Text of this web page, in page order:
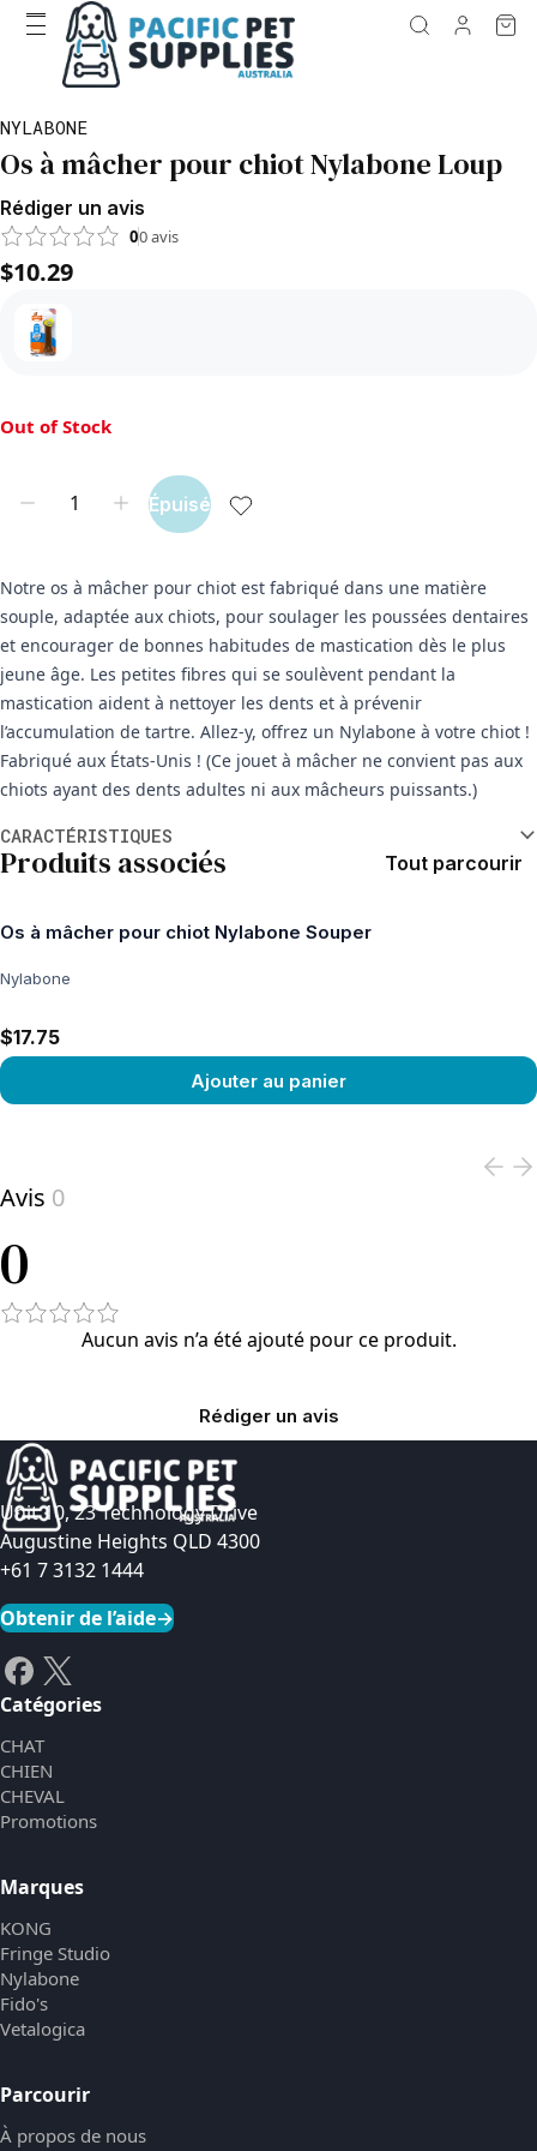
NYLABONE
Os à mâcher pour chiot Nylabone Loup
Rédiger un avis
00avis
$10.29
Out of Stock
Épuisé
Notre os à mâcher pour chiot est fabriqué dans une matière
souple, adaptée aux chiots, pour soulager les poussées dentaires
et encourager de bonnes habitudes de mastication dès le plus
jeune âge. Les petites fibres qui se soulèvent pendant la
mastication aident à nettoyer les dents et à prévenir
l’accumulation de tartre. Allez-y, offrez un Nylabone à votre chiot !
Fabriqué aux États-Unis ! (Ce jouet à mâcher ne convient pas aux
chiots ayant des dents adultes ni aux mâcheurs puissants.)
CARACTÉRISTIQUES
Produits associés Tout parcourir
Os à mâcher pour chiot Nylabone Souper
Nylabone
$17.75
Ajouter au panier
Avis 0
0
Aucun avis n’a été ajouté pour ce produit.
Rédiger un avis
Unit 10, 23 Technology Drive
Augustine Heights QLD 4300
+61 7 3132 1444
Obtenir de l’aide→
Catégories
CHAT
CHIEN
CHEVAL
Promotions
Marques
KONG
Fringe Studio
Nylabone
Fido's
Vetalogica
Parcourir
À propos de nous